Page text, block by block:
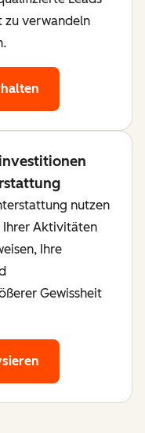
zu verwandeln
nutzen
Ihrer Aktivitäten
Ihre
Gewissheit